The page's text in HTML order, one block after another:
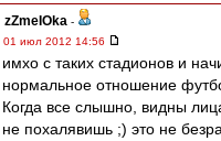
zZmeIOka -
01 июл 2012 14:56
имхо с таких стадионов и
нормальное отношение
Когда все слышно, видны
не похалявишь ;) это не